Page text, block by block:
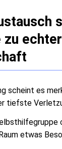
zu echter
scheint es
tiefste
etwas